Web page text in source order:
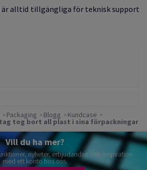
alltid tillgängliga för teknisk support
Packaging Blogg Kundcase
tog bort all plast i sina förpackningar
Vill du ha mer?
nyheter, erbjudanden och inspiration
med ett konto hos oss.